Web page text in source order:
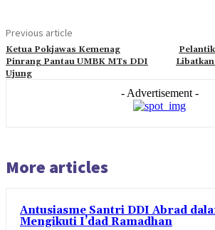
Previous article
Ketua Pokjawas Kemenag
Pinrang Pantau UMBK MTs DDI
Ujung
- Advertisement -
More articles
Antusiasme Santri DDI Abrad
Mengikuti I’dad Ramadhan